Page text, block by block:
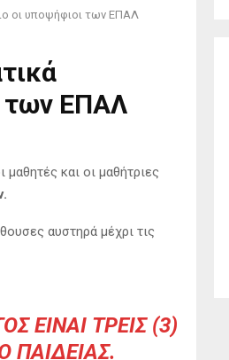
οι υποψήφιοι των ΕΠΑΛ
των ΕΠΑΛ
μαθητές και οι μαθήτριες
αυστηρά μέχρι τις
ΕΊΝΑΙ ΤΡΕΙΣ (3)
ΠΑΙΔΕΊΑΣ.